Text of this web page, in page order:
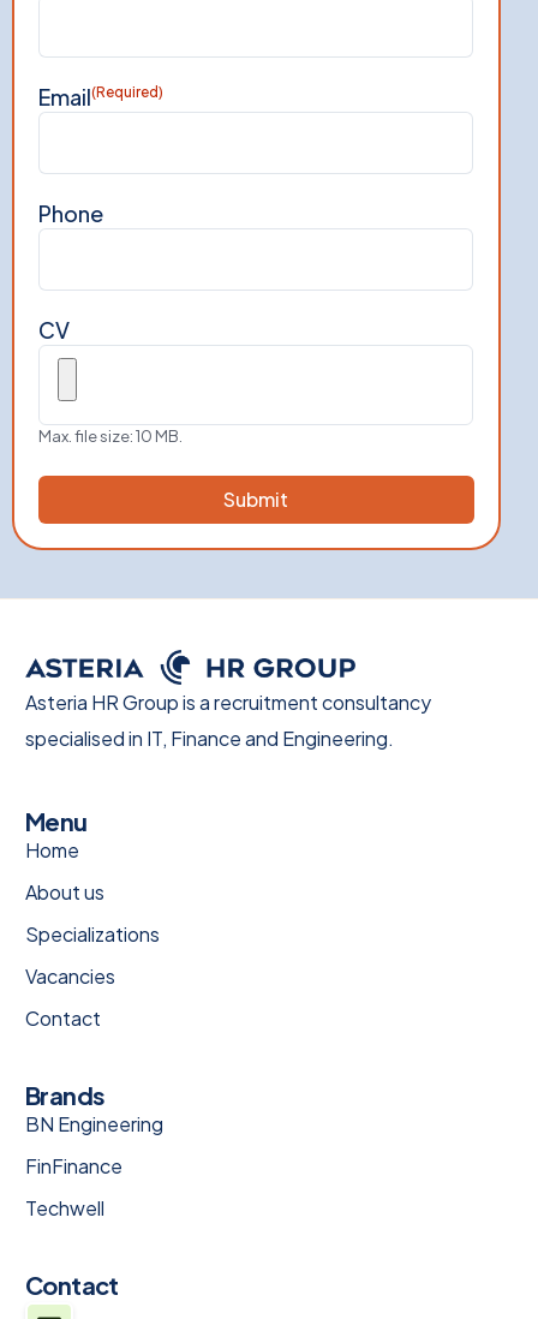
Email(Required)
Phone
CV
Max. file size: 10 MB.
Asteria HR Group is a recruitment consultancy
specialised in IT, Finance and Engineering.
Menu
Home
About us
Specializations
Vacancies
Contact
Brands
BN Engineering
FinFinance
Techwell
Contact